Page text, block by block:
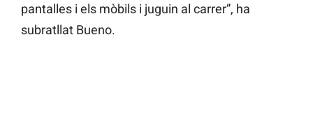
pantalles i els mòbils i juguin al carrer”, ha
subratllat Bueno.